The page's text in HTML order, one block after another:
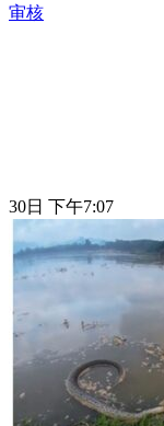
审核
30日 下午7:07